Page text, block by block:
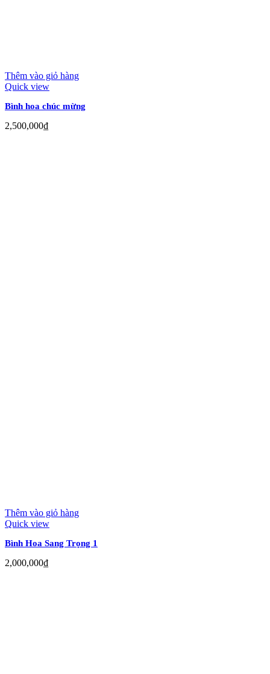
Thêm vào giỏ hàng
Quick view
Bình hoa chúc mừng
2,500,000₫
Thêm vào giỏ hàng
Quick view
Bình Hoa Sang Trọng 1
2,000,000₫